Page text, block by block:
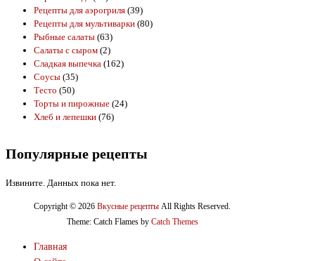
Рецепты для аэрогриля (39)
Рецепты для мультиварки (80)
Рыбные салаты (63)
Салаты с сыром (2)
Сладкая выпечка (162)
Соусы (35)
Тесто (50)
Торты и пирожные (24)
Хлеб и лепешки (76)
Популярные рецепты
Извините. Данных пока нет.
Copyright © 2026 Вкусные рецепты All Rights Reserved.
Theme: Catch Flames by Catch Themes
Главная